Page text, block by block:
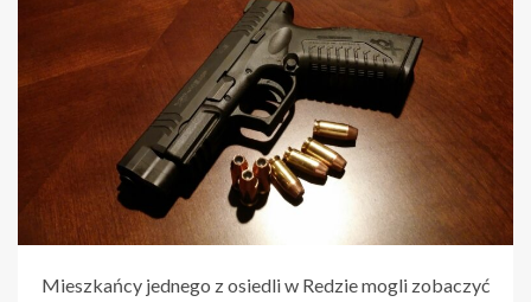
Mieszkańcy jednego z osiedli w Redzie mogli zobaczyć